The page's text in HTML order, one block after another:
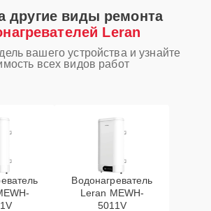
другие виды ремонта
Leran
вашего устройства и узнайте
всех видов работ
Водонагреватель
Leran MEWH-
5011V